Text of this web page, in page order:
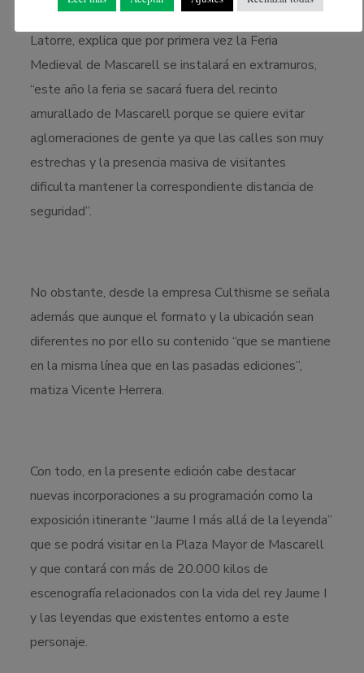
Ante lo cual, el Concejal de Mascarell, Guillermo
Latorre, explica que por primera vez la Feria
Medieval de Mascarell se instalará en extramuros,
“este año la feria se sacará fuera del recinto
amurallado de Mascarell porque se quiere evitar
aglomeraciones de gente ya que las calles son muy
estrechas y la presencia masiva de visitantes
dificulta mantener la correspondiente distancia de
seguridad”.
No obstante, desde la empresa Culthisme se señala
además que aunque el formato y la ubicación sean
diferentes no por ello su contenido “que se mantiene
en la misma línea que en las pasadas ediciones”,
matiza Vicente Herrera.
Con todo, en la presente edición cabe destacar
nuevas incorporaciones a su programación como la
exposición itinerante “Jaume I más allá de la leyenda”
que se podrá visitar en la Plaza Mayor de Mascarell
y que contará con más de 20.000 kilos de
escenografía relacionados con la vida del rey Jaume I
y las leyendas que existentes entorno a este
personaje.